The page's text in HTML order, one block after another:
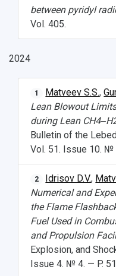
between pyridyl
Vol. 405.
2024
1 Matveev S.S.,
Lean Blowout
during Lean
Bulletin of the
Vol. 51. Issue 10. №
2 Idrisov D.V.,
Numerical and
the Flame
Fuel Used in
and Propulsion
Explosion, and
Issue 4. № 4. — P.